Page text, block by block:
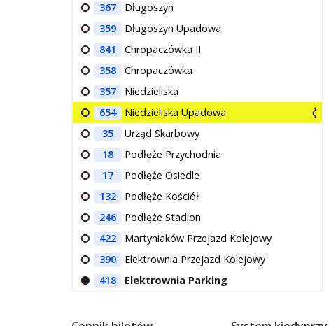
367
Długoszyn
359
Długoszyn Upadowa
841
Chropaczówka II
358
Chropaczówka
357
Niedzieliska
654
Niedzieliska Upadowa
35
Urząd Skarbowy
18
Podłęże Przychodnia
17
Podłęże Osiedle
132
Podłęże Kościół
246
Podłęże Stadion
422
Martyniaków Przejazd Kolejowy
390
Elektrownia Przejazd Kolejowy
418
Elektrownia Parking